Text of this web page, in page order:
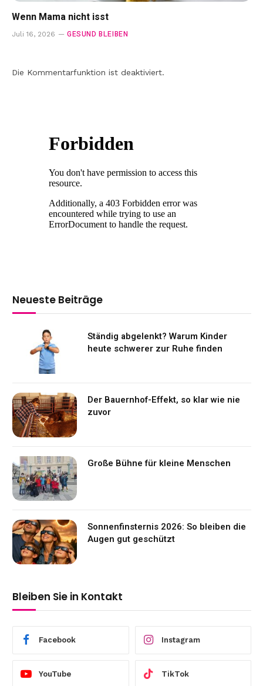
Wenn Mama nicht isst
Juli 16, 2026 GESUND BLEIBEN
Die Kommentarfunktion ist deaktiviert.
Neueste Beiträge
Ständig abgelenkt? Warum Kinder
heute schwerer zur Ruhe finden
Der Bauernhof-Effekt, so klar wie nie
zuvor
Große Bühne für kleine Menschen
Sonnenfinsternis 2026: So bleiben die
Augen gut geschützt
Bleiben Sie in Kontakt
Facebook Instagram
YouTube TikTok